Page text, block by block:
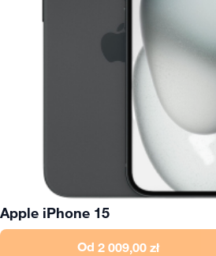
Apple iPhone 15
Od 2 009,00 zł